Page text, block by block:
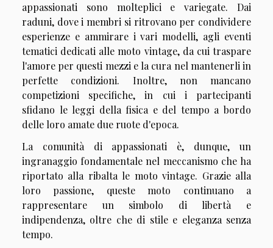
appassionati sono molteplici e variegate. Dai
raduni, dove i membri si ritrovano per condividere
esperienze e ammirare i vari modelli, agli eventi
tematici dedicati alle moto vintage, da cui traspare
l'amore per questi mezzi e la cura nel mantenerli in
perfette condizioni. Inoltre, non mancano
competizioni specifiche, in cui i partecipanti
sfidano le leggi della fisica e del tempo a bordo
delle loro amate due ruote d'epoca.
La comunità di appassionati è, dunque, un
ingranaggio fondamentale nel meccanismo che ha
riportato alla ribalta le moto vintage. Grazie alla
loro passione, queste moto continuano a
rappresentare un simbolo di libertà e
indipendenza, oltre che di stile e eleganza senza
tempo.